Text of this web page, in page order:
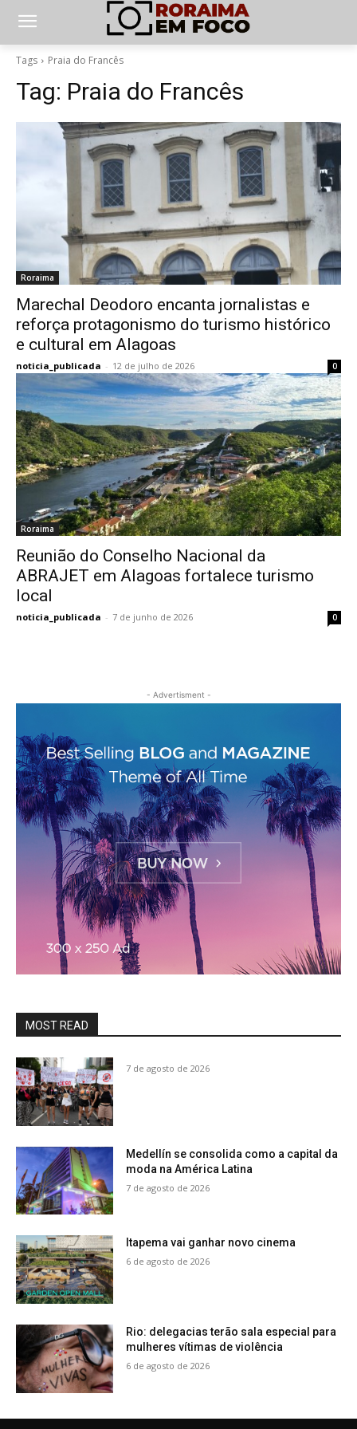
Tags Praia do Francês
Tag: Praia do Francês
Roraima
Marechal Deodoro encanta jornalistas e
reforça protagonismo do turismo histórico
e cultural em Alagoas
noticia_publicada - 12 de julho de 2026 0
Roraima
Reunião do Conselho Nacional da
ABRAJET em Alagoas fortalece turismo
local
noticia_publicada - 7 de junho de 2026 0
- Advertisment -
MOST READ
7 de agosto de 2026
Medellín se consolida como a capital da
moda na América Latina
7 de agosto de 2026
Itapema vai ganhar novo cinema
6 de agosto de 2026
Rio: delegacias terão sala especial para
mulheres vítimas de violência
6 de agosto de 2026